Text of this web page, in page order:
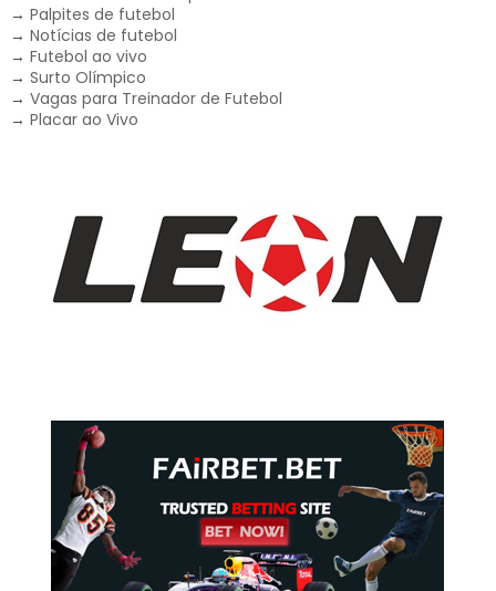
→ Palpites de futebol
→ Notícias de futebol
→ Futebol ao vivo
→ Surto Olímpico
→ Vagas para Treinador de Futebol
→ Placar ao Vivo